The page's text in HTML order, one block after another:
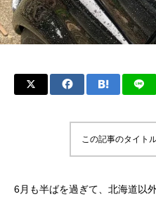
この記事のタイト
6月も半ばを過ぎて、北海道以